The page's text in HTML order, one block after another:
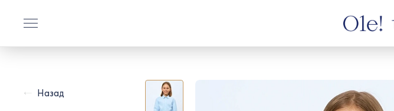
Назад